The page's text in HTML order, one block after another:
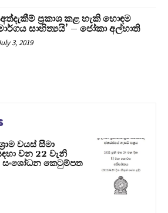
ප‍්‍රකාශ කළ හැකි හොඳම
සාහිත්‍යයි’ – ජෝකා අල්හාති
3, 2019
වයස් සීමා
වන 22 වැනි
සංශෝධන කෙටුම්පත